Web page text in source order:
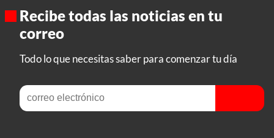
Recibe todas las noticias en tu
correo
Todo lo que necesitas saber para comenzar tu día